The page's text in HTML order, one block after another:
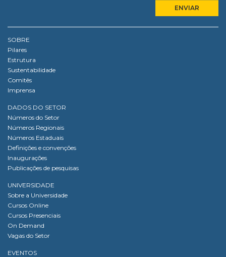
SOBRE
Pilares
Estrutura
Sustentabilidade
Comitês
Imprensa
DADOS DO SETOR
Números do Setor
Números Regionais
Números Estaduais
Definições e convenções
Inaugurações
Publicações de pesquisas
UNIVERSIDADE
Sobre a Universidade
Cursos Online
Cursos Presenciais
On Demand
Vagas do Setor
EVENTOS